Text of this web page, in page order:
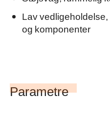
Lav
og komponenter
Parametre